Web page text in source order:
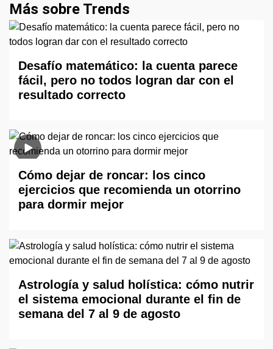
Más sobre Trends
Desafío matemático: la cuenta parece
fácil, pero no todos logran dar con el
resultado correcto
Cómo dejar de roncar: los cinco
ejercicios que recomienda un otorrino
para dormir mejor
Astrología y salud holística: cómo nutrir
el sistema emocional durante el fin de
semana del 7 al 9 de agosto